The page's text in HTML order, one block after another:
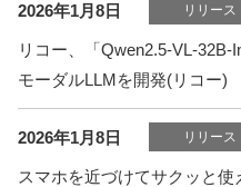
2026年1月8日 リリース
リコー、「Qwen2.5-VL-
モーダルLLMを開発(リコー)
2026年1月8日 リリース
スマホを近づけてサクッと